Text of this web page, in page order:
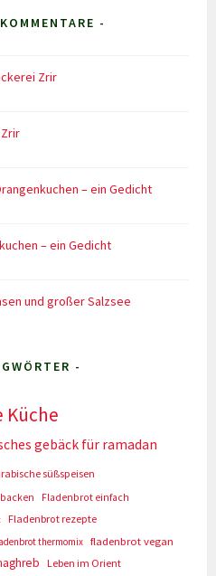
-
Zrir
– ein Gedicht
– ein Gedicht
und großer Salzsee
-
Küche
gebäck für ramadan
süßspeisen
Fladenbrot einfach
Fladenbrot rezepte
thermomix fladenbrot vegan
Leben im Orient